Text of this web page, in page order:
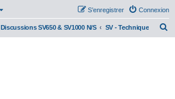
Connexion
S’enregistrer
Discussions SV650 & SV1000 N/S SV - Technique